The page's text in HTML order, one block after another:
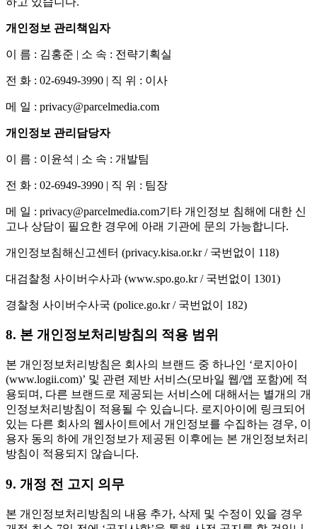
개인정보 관리책임자
이 름 : 김홍준 | 소 속 : 전략기획실
전 화 : 02-6949-3990 | 직 위 : 이사
메 일 : privacy@parcelmedia.com
개인정보 관리담당자
이 름 : 이윤석 | 소 속 : 개발팀
전 화 : 02-6949-3990 | 직 위 : 팀장
메 일 : privacy@parcelmedia.com기타 개인정보 침해에 대한 신
고나 상담이 필요한 경우에 아래 기관에 문의 가능합니다.
개인정보침해신고센터 (privacy.kisa.or.kr / 국번없이 118)
대검찰청 사이버수사과 (www.spo.go.kr / 국번없이 1301)
경찰청 사이버수사국 (police.go.kr / 국번없이 182)
8. 본 개인정보처리방침의 적용 범위
본 개인정보처리방침은 회사의 브랜드 중 하나인 ‘로지아이
(www.logii.com)’ 및 관련 제반 서비스(모바일 웹/앱 포함)에 적
용되며, 다른 브랜드로 제공되는 서비스에 대해서는 별개의 개
인정보처리방침이 적용될 수 있습니다. 로지아이에 링크되어
있는 다른 회사의 웹사이트에서 개인정보를 수집하는 경우, 이
용자 동의 하에 개인정보가 제공된 이후에는 본 개인정보처리
방침이 적용되지 않습니다.
9. 개정 전 고지 의무
본 개인정보처리방침의 내용 추가, 삭제 및 수정이 있을 경우